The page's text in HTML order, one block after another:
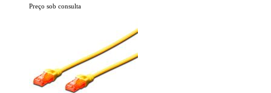
Preço sob consulta